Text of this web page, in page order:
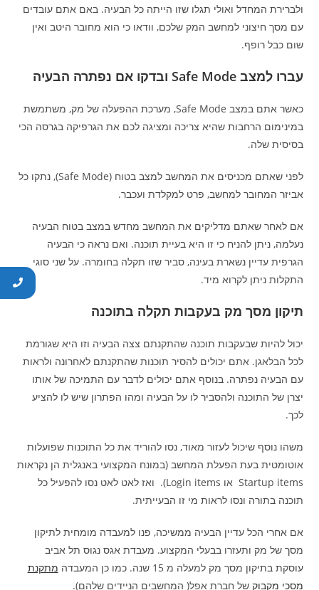
ולברירת המחדל ואולי תגלו שזו הייתה כל הבעיה. באם אתם עובדים
עם מסך חיצוני למחשב המק שלכם, וודאו כי הוא מחובר היטב ואין
שום כבל רופף.
עברו למצב Safe Mode ובדקו אם נפתרה הבעיה
כאשר אתם במצב Safe Mode, מערכת ההפעלה של מק, משתמשת
במינימום הרחבות שהיא צריכה ומציגה לכם את הגרפיקה בגרסה הכי
בסיסית שלה.
לפני שאתם מכניסים את המחשב למצב בטוח (Safe Mode), נתקו כל
אביזר המחובר למחשב, פרט למקלדת ועכבר.
אם לאחר שאתם מדליקים את המחשב מחדש במצב בטוח הבעיה
נעלמה, ניתן להניח כי זו היא בעיית תוכנה. ואם נראה כי הבעיה
הגרפית עדיין נשארת בעינה, סביר שזו תקלה בחומרה. על שני סוגי
התקלות ניתן לקרוא מיד.
תיקון מסך מק בעקבות תקלה בתוכנה
יכול להיות שבעקבות תוכנה שהתקנתם צצה הבעיה וזו היא שגורמת
לכל הבלאגן. אתם יכולים להסיר תוכנות שהתקנתם לאחרונה ולראות
עם הבעיה נפתרה. בנוסף אתם יכולים לדבר עם התמיכה של אותו
יצרן של התוכנה ולהסביר לו על הבעיה ומהו הפתרון שיש לו להציע
לכך.
משהו נוסף שיכול לעזור מאוד, נסו להוריד את כל התוכנות שפועלות
אוטומטית בעת הפעלת המחשב (במונח המקצועי באנגלית הן נקראות
Startup items או Login items). ואז לאט לאט נסו להפעיל כל
תוכנה בתורה ונסו לראות מי זו הבעייתית.
אם אחרי הכל עדיין הבעיה ממשיכה, פנו למעבדה מומחית לתיקון
מסך של מק ותעזרו בבעלי המקצוע. מעבדת אגס נגוס תל אביב
עוסקת בתיקון מסך מק למעלה מ 15 שנה. כמו כן המעבדה
מתקנת
מסכי מקבוק של חברת אפל( המחשבים הניידים שלהם).